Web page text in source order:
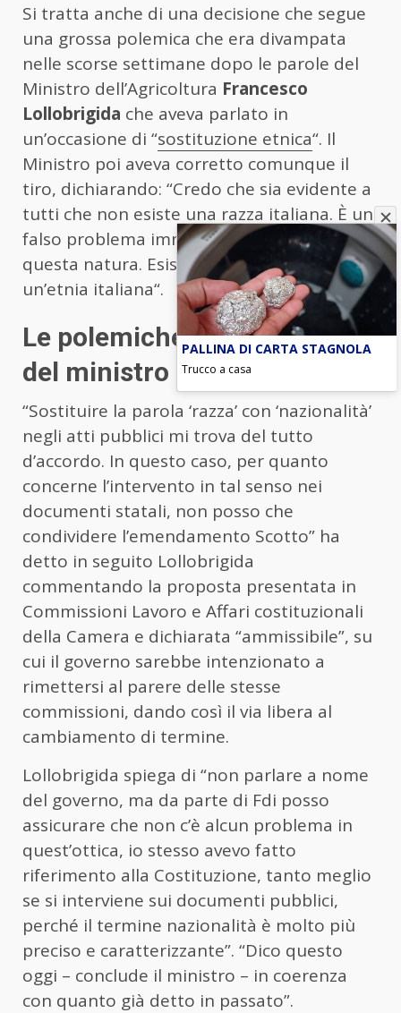
Si tratta anche di una decisione che segue
una grossa polemica che era divampata
nelle scorse settimane dopo le parole del
Ministro dell’Agricoltura Francesco
Lollobrigida che aveva parlato in
un’occasione di “sostituzione etnica“. Il
Ministro poi aveva corretto comunque il
tiro, dichiarando: “Credo che sia evidente a
tutti che non esiste una razza italiana. È un
falso problema immaginare un concetto di
questa natura. Esiste però una cultura,
un’etnia italiana“.
Le polemiche per le parole
del ministro Lollobrigida
“Sostituire la parola ‘razza’ con ‘nazionalità’
negli atti pubblici mi trova del tutto
d’accordo. In questo caso, per quanto
concerne l’intervento in tal senso nei
documenti statali, non posso che
condividere l’emendamento Scotto” ha
detto in seguito Lollobrigida
commentando la proposta presentata in
Commissioni Lavoro e Affari costituzionali
della Camera e dichiarata “ammissibile”, su
cui il governo sarebbe intenzionato a
rimettersi al parere delle stesse
commissioni, dando così il via libera al
cambiamento di termine.
Lollobrigida spiega di “non parlare a nome
del governo, ma da parte di Fdi posso
assicurare che non c’è alcun problema in
quest’ottica, io stesso avevo fatto
riferimento alla Costituzione, tanto meglio
se si interviene sui documenti pubblici,
perché il termine nazionalità è molto più
preciso e caratterizzante”. “Dico questo
oggi – conclude il ministro – in coerenza
con quanto già detto in passato”.
PALLINA DI CARTA STAGNOLA
Trucco a casa